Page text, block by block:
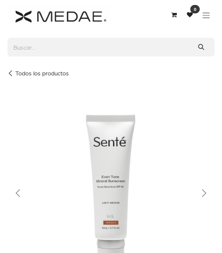
0
Todos los productos